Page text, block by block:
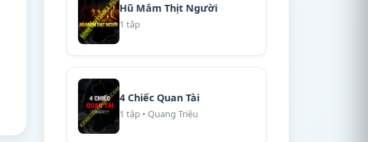
Hũ Mắm Thịt Người
1 tập
4 Chiếc Quan Tài
1 tập • Quang Triệu